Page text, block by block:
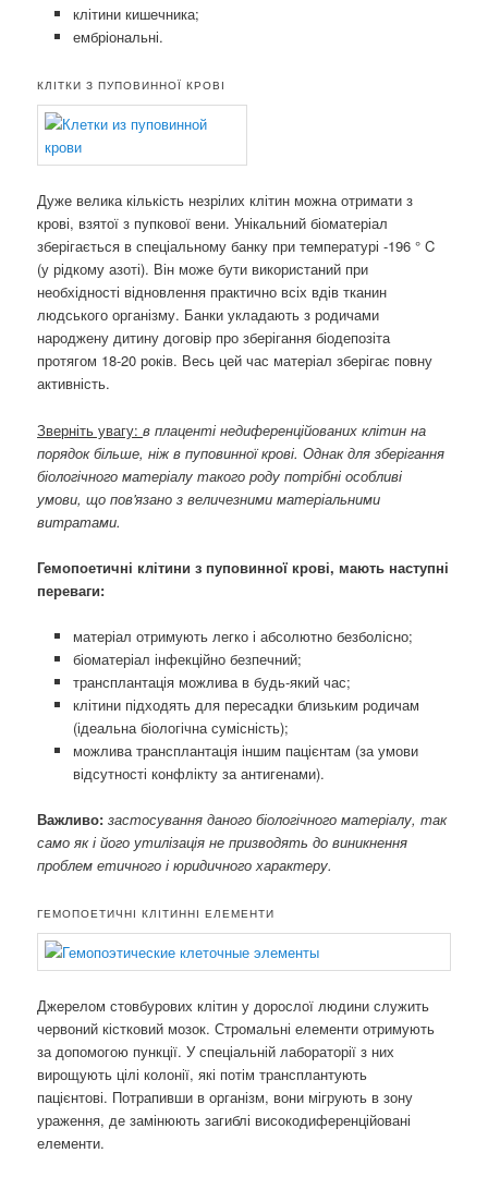
клітини кишечника;
ембріональні.
КЛІТКИ З ПУПОВИННОЇ КРОВІ
Дуже велика кількість незрілих клітин можна отримати з
крові, взятої з пупкової вени. Унікальний біоматеріал
зберігається в спеціальному банку при температурі -196 ° C
(у рідкому азоті). Він може бути використаний при
необхідності відновлення практично всіх вдів тканин
людського організму. Банки укладають з родичами
народжену дитину договір про зберігання біодепозіта
протягом 18-20 років. Весь цей час матеріал зберігає повну
активність.
Зверніть увагу:в плаценті недиференційованих клітин на
порядок більше, ніж в пуповинної крові. Однак для зберігання
біологічного матеріалу такого роду потрібні особливі
умови, що пов'язано з величезними матеріальними
витратами.
Гемопоетичні клітини з пуповинної крові, мають наступні
переваги: ​​
матеріал отримують легко і абсолютно безболісно;
біоматеріал інфекційно безпечний;
трансплантація можлива в будь-який час;
клітини підходять для пересадки близьким родичам
(ідеальна біологічна сумісність);
можлива трансплантація іншим пацієнтам (за умови
відсутності конфлікту за антигенами).
Важливо:застосування даного біологічного матеріалу, так
само як і його утилізація не призводять до виникнення
проблем етичного і юридичного характеру.
ГЕМОПОЕТИЧНІ КЛІТИННІ ЕЛЕМЕНТИ
Джерелом стовбурових клітин у дорослої людини служить
червоний кістковий мозок. Стромальні елементи отримують
за допомогою пункції. У спеціальній лабораторії з них
вирощують цілі колонії, які потім трансплантують
пацієнтові. Потрапивши в організм, вони мігрують в зону
ураження, де замінюють загиблі високодиференційовані
елементи.